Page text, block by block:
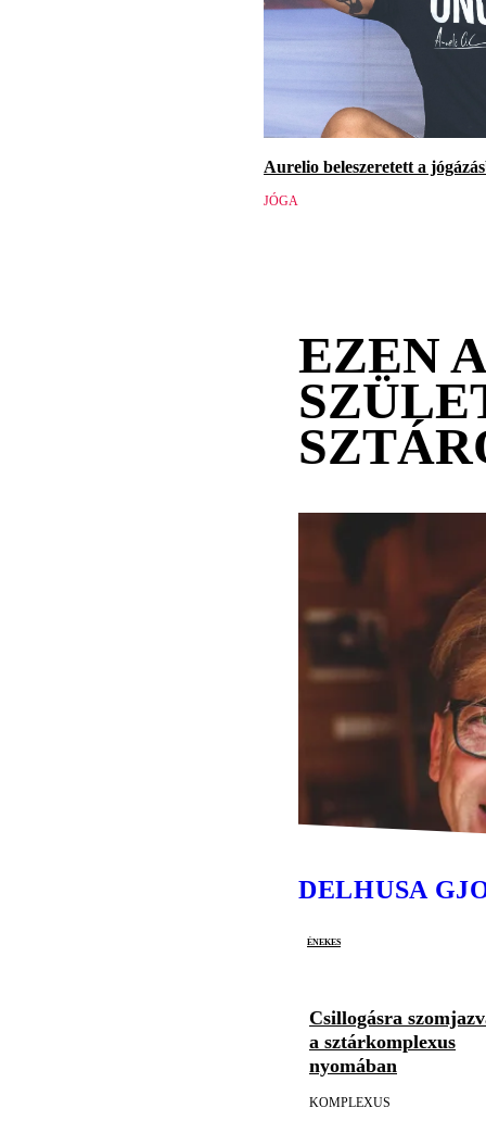
Aurelio beleszeretett a
JÓGA
EZEN
DELHUSA
énekes
Csillogásra
a sztárkomplexus
nyomában
KOMPLEXUS